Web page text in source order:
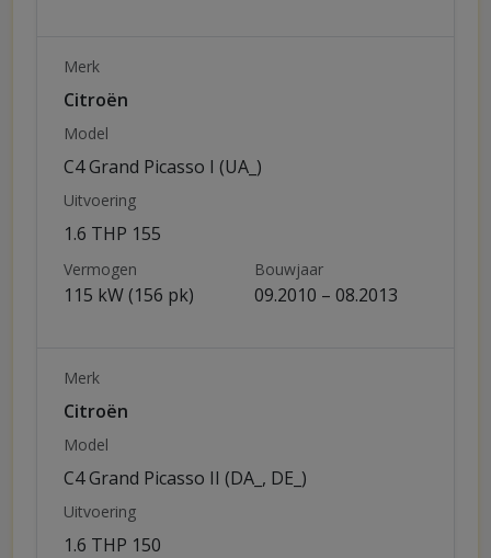
Merk
Citroën
Model
C4 Grand Picasso I (UA_)
Uitvoering
1.6 THP 155
Vermogen
115 kW (156 pk)
Bouwjaar
09.2010 – 08.2013
Merk
Citroën
Model
C4 Grand Picasso II (DA_, DE_)
Uitvoering
1.6 THP 150